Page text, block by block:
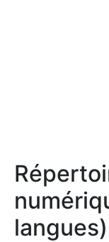
langues)